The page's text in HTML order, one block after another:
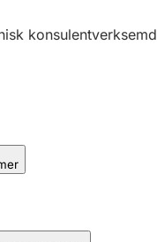
konsulentverksemd